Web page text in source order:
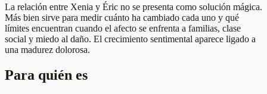
La relación entre Xenia y Éric no se presenta como solución mágica.
Más bien sirve para medir cuánto ha cambiado cada uno y qué
límites encuentran cuando el afecto se enfrenta a familias, clase
social y miedo al daño. El crecimiento sentimental aparece ligado a
una madurez dolorosa.
Para quién es